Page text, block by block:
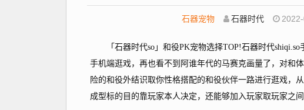
石器宠物 石器时代
「石器时代so」和役PK宠物选择TOP!石器时代shiqi.so
手机端逛戏，再也看不到阿谁年代的马赛克画量了，对和
险的和役外结识取你性格搭配的和役伙伴一路进行逛戏，
成型标的目的靠玩家本人决定，还能够加入玩家取玩家之